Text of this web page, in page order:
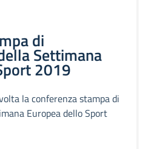
di
Settimana
2019
la conferenza stampa di
Europea dello Sport